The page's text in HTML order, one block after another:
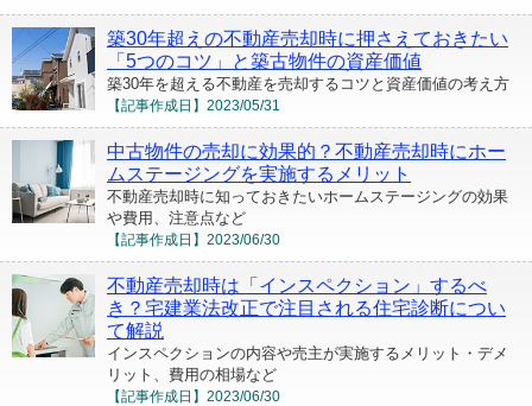
築30年超えの不動産売却時に押さえておきたい
「5つのコツ」と築古物件の資産価値
築30年を超える不動産を売却するコツと資産価値の考え方
【記事作成日】 2023/05/31
中古物件の売却に効果的？不動産売却時にホー
ムステージングを実施するメリット
不動産売却時に知っておきたいホームステージングの効果
や費用、注意点など
【記事作成日】 2023/06/30
不動産売却時は「インスペクション」するべ
き？宅建業法改正で注目される住宅診断につい
て解説
インスペクションの内容や売主が実施するメリット・デメ
リット、費用の相場など
【記事作成日】 2023/06/30